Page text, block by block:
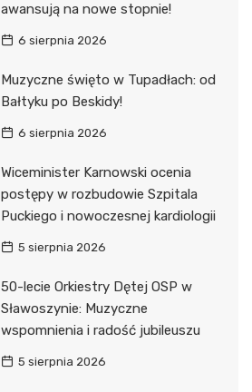
awansują na nowe stopnie!
6 sierpnia 2026
Muzyczne święto w Tupadłach: od
Bałtyku po Beskidy!
6 sierpnia 2026
Wiceminister Karnowski ocenia
postępy w rozbudowie Szpitala
Puckiego i nowoczesnej kardiologii
5 sierpnia 2026
50-lecie Orkiestry Dętej OSP w
Sławoszynie: Muzyczne
wspomnienia i radość jubileuszu
5 sierpnia 2026